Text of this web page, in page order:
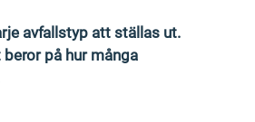
avfallstyp att ställas ut.
på hur många